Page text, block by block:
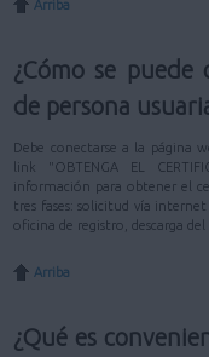
Arriba
¿Cómo se
de persona
Debe conectarse a la página
link "OBTENGA EL
información para obtener el
tres fases: solicitud vía
oficina de registro, descarga
Arriba
¿Qué es